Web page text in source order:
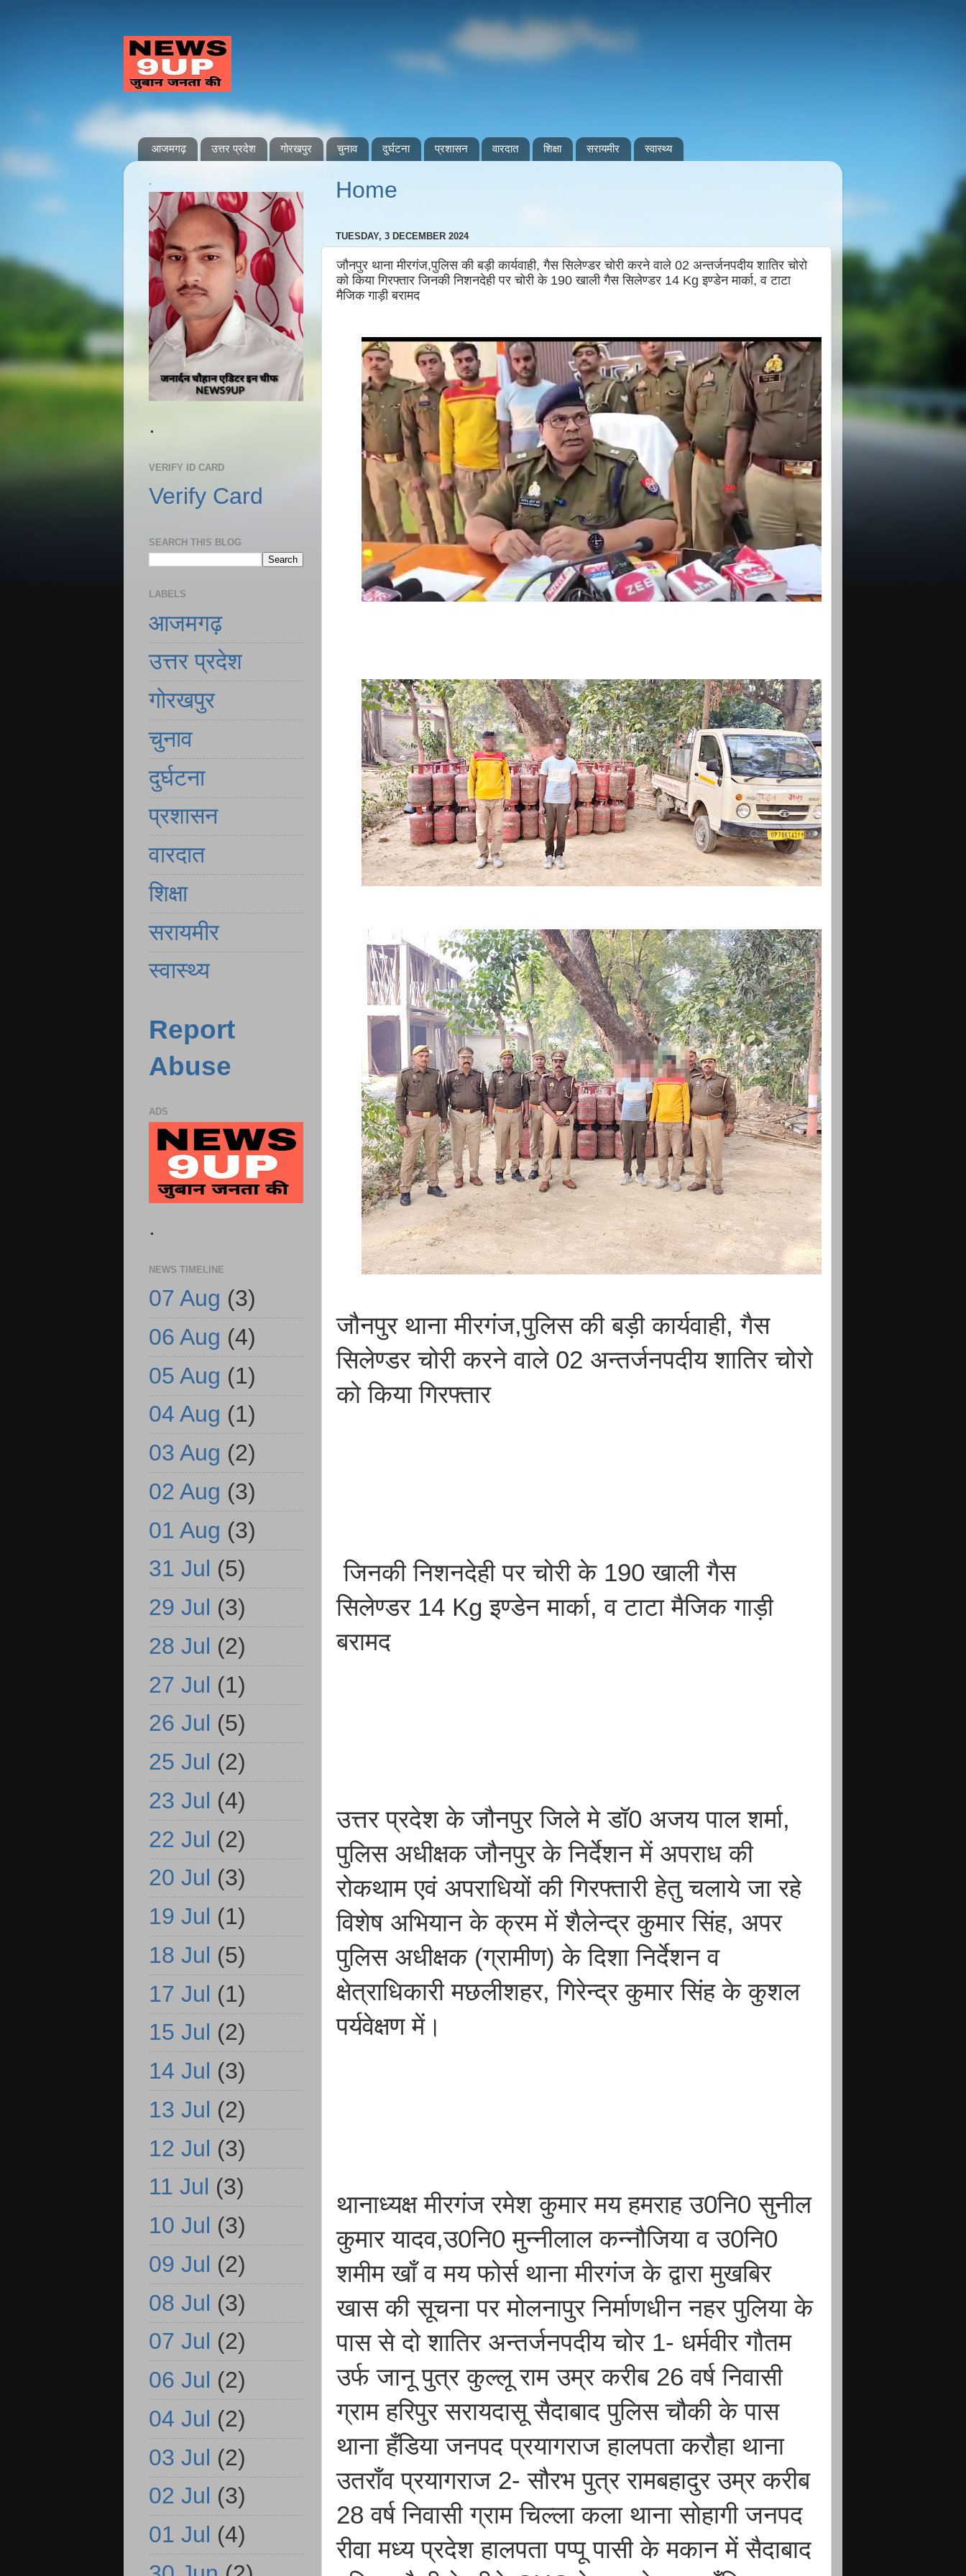
आजमगढ़ उत्तर प्रदेश गोरखपुर चुनाव दुर्घटना प्रशासन वारदात शिक्षा सरायमीर स्वास्थ्य
Home
TUESDAY, 3 DECEMBER 2024
जौनपुर थाना मीरगंज,पुलिस की बड़ी कार्यवाही, गैस सिलेण्डर चोरी करने वाले 02 अन्तर्जनपदीय शातिर चोरो
को किया गिरफ्तार जिनकी निशनदेही पर चोरी के 190 खाली गैस सिलेण्डर 14 Kg इण्डेन मार्का, व टाटा
मैजिक गाड़ी बरामद
जौनपुर थाना मीरगंज,पुलिस की बड़ी कार्यवाही, गैस
सिलेण्डर चोरी करने वाले 02 अन्तर्जनपदीय शातिर चोरो
को किया गिरफ्तार
जिनकी निशनदेही पर चोरी के 190 खाली गैस
सिलेण्डर 14 Kg इण्डेन मार्का, व टाटा मैजिक गाड़ी
बरामद
उत्तर प्रदेश के जौनपुर जिले मे डॉ0 अजय पाल शर्मा,
पुलिस अधीक्षक जौनपुर के निर्देशन में अपराध की
रोकथाम एवं अपराधियों की गिरफ्तारी हेतु चलाये जा रहे
विशेष अभियान के क्रम में शैलेन्द्र कुमार सिंह, अपर
पुलिस अधीक्षक (ग्रामीण) के दिशा निर्देशन व
क्षेत्राधिकारी मछलीशहर, गिरेन्द्र कुमार सिंह के कुशल
पर्यवेक्षण में।
थानाध्यक्ष मीरगंज रमेश कुमार मय हमराह उ0नि0 सुनील
कुमार यादव,उ0नि0 मुन्नीलाल कन्नौजिया व उ0नि0
शमीम खाँ व मय फोर्स थाना मीरगंज के द्वारा मुखबिर
खास की सूचना पर मोलनापुर निर्माणधीन नहर पुलिया के
पास से दो शातिर अन्तर्जनपदीय चोर 1- धर्मवीर गौतम
उर्फ जानू पुत्र कुल्लू राम उम्र करीब 26 वर्ष निवासी
ग्राम हरिपुर सरायदासू सैदाबाद पुलिस चौकी के पास
थाना हँडिया जनपद प्रयागराज हालपता करौहा थाना
उतराँव प्रयागराज 2- सौरभ पुत्र रामबहादुर उम्र करीब
28 वर्ष निवासी ग्राम चिल्ला कला थाना सोहागी जनपद
रीवा मध्य प्रदेश हालपता पप्पू पासी के मकान में सैदाबाद
.
.
VERIFY ID CARD
Verify Card
SEARCH THIS BLOG
LABELS
आजमगढ़
उत्तर प्रदेश
गोरखपुर
चुनाव
दुर्घटना
प्रशासन
वारदात
शिक्षा
सरायमीर
स्वास्थ्य
Report
Abuse
ADS
.
NEWS TIMELINE
07 Aug (3)
06 Aug (4)
05 Aug (1)
04 Aug (1)
03 Aug (2)
02 Aug (3)
01 Aug (3)
31 Jul (5)
29 Jul (3)
28 Jul (2)
27 Jul (1)
26 Jul (5)
25 Jul (2)
23 Jul (4)
22 Jul (2)
20 Jul (3)
19 Jul (1)
18 Jul (5)
17 Jul (1)
15 Jul (2)
14 Jul (3)
13 Jul (2)
12 Jul (3)
11 Jul (3)
10 Jul (3)
09 Jul (2)
08 Jul (3)
07 Jul (2)
06 Jul (2)
04 Jul (2)
03 Jul (2)
02 Jul (3)
01 Jul (4)